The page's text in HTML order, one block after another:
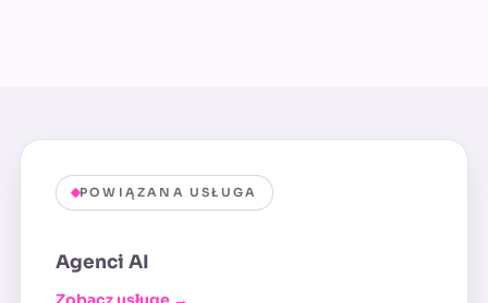
POWIĄZANA USŁUGA
Agenci AI